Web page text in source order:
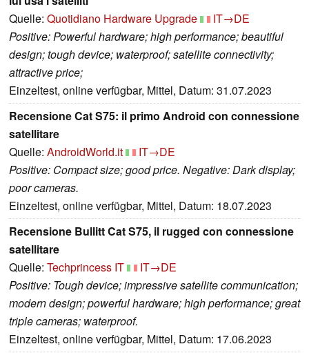
Quelle: Quotidiano Hardware Upgrade
IT→DE
Positive: Powerful hardware; high performance; beautiful
design; tough device; waterproof; satellite connectivity;
attractive price;
Einzeltest, online verfügbar, Mittel, Datum: 31.07.2023
Recensione Cat S75: il primo Android con connessione
satellitare
Quelle: AndroidWorld.it
IT→DE
Positive: Compact size; good price. Negative: Dark display;
poor cameras.
Einzeltest, online verfügbar, Mittel, Datum: 18.07.2023
Recensione Bullitt Cat S75, il rugged con connessione
satellitare
Quelle: Techprincess IT
IT→DE
Positive: Tough device; impressive satellite communication;
modern design; powerful hardware; high performance; great
triple cameras; waterproof.
Einzeltest, online verfügbar, Mittel, Datum: 17.06.2023